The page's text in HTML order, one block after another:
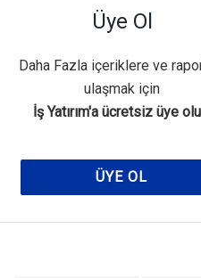
Üye Ol
Daha Fazla içeriklere ve
ulaşmak için
İş Yatırım'a ücretsiz üye
ÜYE OL